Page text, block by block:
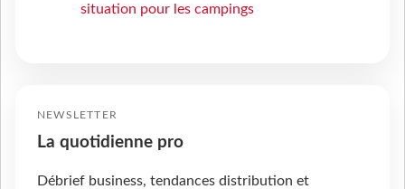
situation pour les campings
NEWSLETTER
La quotidienne pro
Débrief business, tendances distribution et